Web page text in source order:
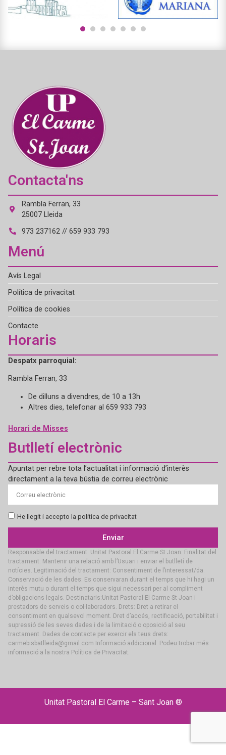
Contacta'ns
Rambla Ferran, 33
25007 Lleida
973 237162 // 659 933 793
Menú
Avís Legal
Política de privacitat
Política de cookies
Contacte
Horaris
Despatx parroquial:
Rambla Ferran, 33
De dilluns a divendres, de 10 a 13h
Altres dies, telefonar al 659 933 793
Horari de Misses
Butlletí electrònic
Apuntat per rebre tota l’actualitat i informació d’interès
directament a la teva bústia de correu electrònic
He llegit i accepto la política de privacitat
Enviar
Responsable del tractament: Unitat Pastoral El Carme St Joan. Finalitat del
tractament: Mantenir una relació amb l’Usuari i enviar el butlletí de
notícies. Legitimació del tractament: Consentiment de l’interessat/da.
Conservació de les dades: Es conservaran durant el temps que hi hagi un
interès mutu o durant el temps que sigui necessari per al compliment
d’obligacions legals. Destinataris:Unitat Pastoral El Carme St Joan i
prestadors de serveis o col·laboradors. Drets: Dret a retirar el
consentiment en qualsevol moment. Dret d’accés, rectificació, portabilitat i
supressió de les seves dades i de la limitació o oposició al seu
tractament. Dades de contacte per exercir els teus drets:
carmebisbatlleida@gmail.com Informació addicional: Podeu trobar més
informació a la nostra Política de Privacitat.
Unitat Pastoral El Carme – Sant Joan ®